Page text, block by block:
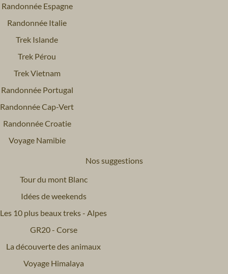
Randonnée Espagne
Randonnée Italie
Trek Islande
Trek Pérou
Trek Vietnam
Randonnée Portugal
Randonnée Cap-Vert
Randonnée Croatie
Voyage Namibie
Nos suggestions
Tour du mont Blanc
Idées de weekends
Les 10 plus beaux treks - Alpes
GR20 - Corse
La découverte des animaux
Voyage Himalaya